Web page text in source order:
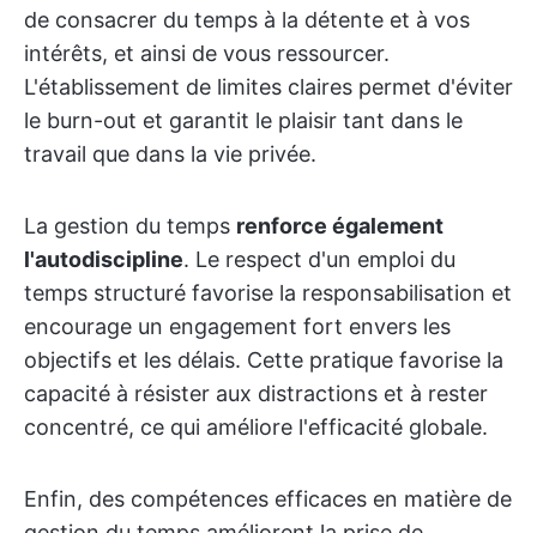
de consacrer du temps à la détente et à vos
intérêts, et ainsi de vous ressourcer.
L'établissement de limites claires permet d'éviter
le burn-out et garantit le plaisir tant dans le
travail que dans la vie privée.
La gestion du temps renforce également
l'autodiscipline. Le respect d'un emploi du
temps structuré favorise la responsabilisation et
encourage un engagement fort envers les
objectifs et les délais. Cette pratique favorise la
capacité à résister aux distractions et à rester
concentré, ce qui améliore l'efficacité globale.
Enfin, des compétences efficaces en matière de